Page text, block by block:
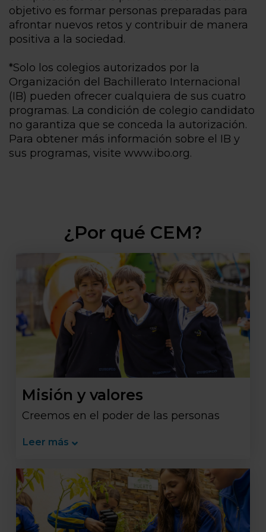
objetivo es formar personas preparadas para
afrontar nuevos retos y contribuir de manera
positiva a la sociedad.
*Solo los colegios autorizados por la
Organización del Bachillerato Internacional
(IB) pueden ofrecer cualquiera de sus cuatro
programas. La condición de colegio candidato
no garantiza que se conceda la autorización.
Para obtener más información sobre el IB y
sus programas, visite www.ibo.org.
¿Por qué CEM?
Misión y valores
Creemos en el poder de las personas
Leer más